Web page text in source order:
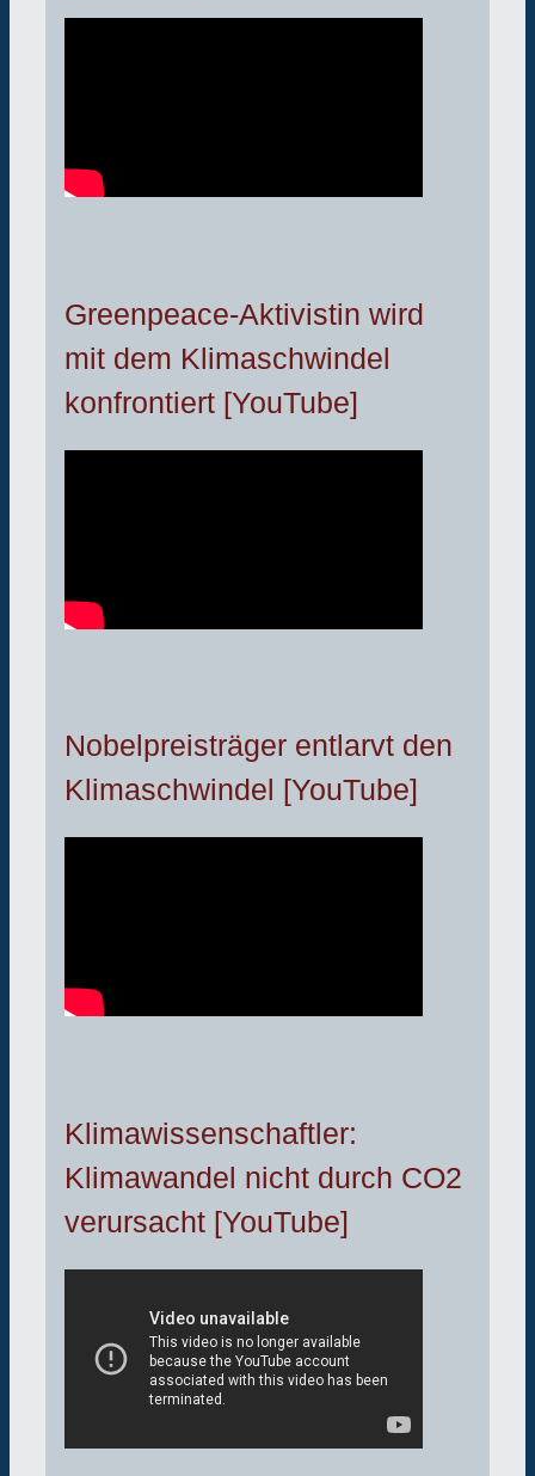
Greenpeace-Aktivistin wird
mit dem Klimaschwindel
konfrontiert [YouTube]
Nobelpreisträger entlarvt den
Klimaschwindel [YouTube]
Klimawissenschaftler:
Klimawandel nicht durch CO2
verursacht [YouTube]